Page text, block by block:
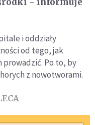
i oddziały
od tego, jak
prowadzić. Po to, by
z nowotworami.